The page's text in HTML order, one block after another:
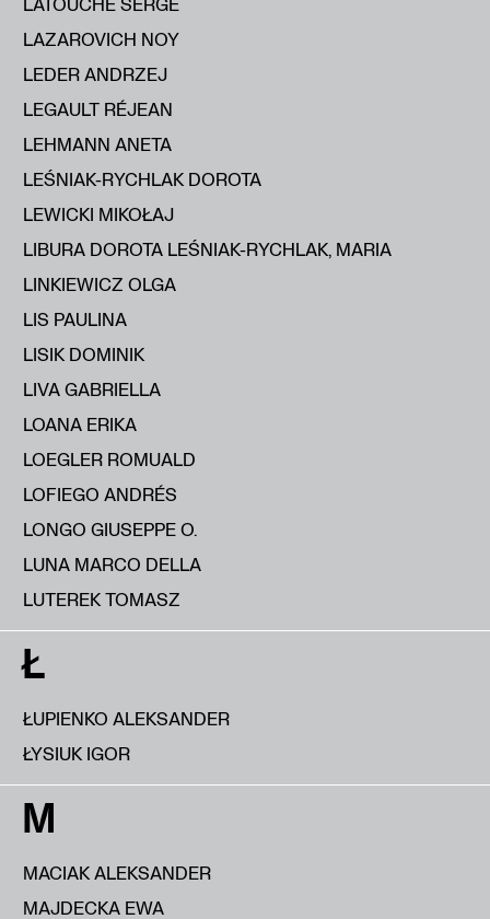
LAZAROVICH NOY
LEDER ANDRZEJ
LEGAULT RÉJEAN
LEHMANN ANETA
LEŚNIAK-RYCHLAK DOROTA
LEWICKI MIKOŁAJ
LIBURA DOROTA LEŚNIAK-RYCHLAK, MARIA
LINKIEWICZ OLGA
LIS PAULINA
LISIK DOMINIK
LIVA GABRIELLA
LOANA ERIKA
LOEGLER ROMUALD
LOFIEGO ANDRÉS
LONGO GIUSEPPE O.
LUNA MARCO DELLA
LUTEREK TOMASZ
Ł
ŁUPIENKO ALEKSANDER
ŁYSIUK IGOR
M
MACIAK ALEKSANDER
MAJDECKA EWA